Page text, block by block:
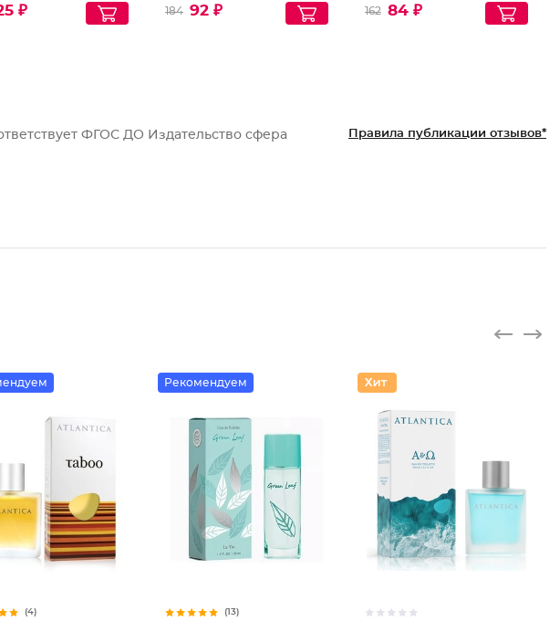
₽ 184 92 ₽
лет + набор
разноцветных блесток
162 84 ₽
ФГОС ДО Издательство сфера Правила публикации отзывов*
(4)
Рекомендуем
(13)